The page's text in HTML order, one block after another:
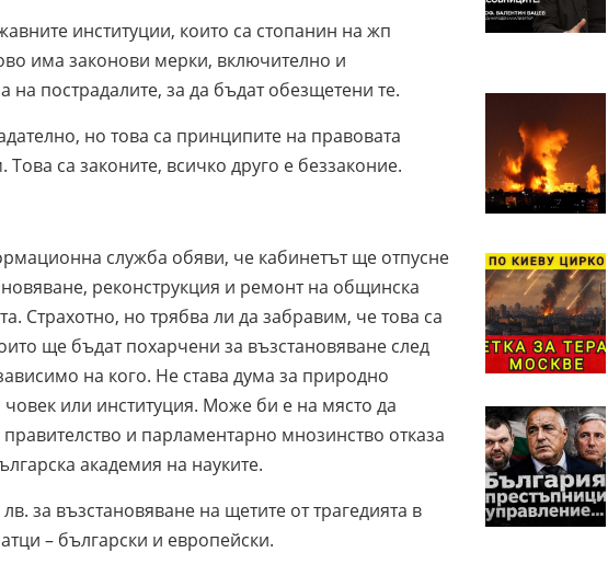
институции, които са стопанин на жп
има законови мерки, включително и
пострадалите, за да бъдат обезщетени те.
но това са принципите на правовата
са законите, всичко друго е беззаконие.
служба обяви, че кабинетът ще отпусне
реконструкция и ремонт на общинска
Страхотно, но трябва ли да забравим, че това са
ще бъдат похарчени за възстановяване след
на кого. Не става дума за природно
или институция. Може би е на място да
и парламентарно мнозинство отказа
академия на науките.
за възстановяване на щетите от трагедията в
– български и европейски.